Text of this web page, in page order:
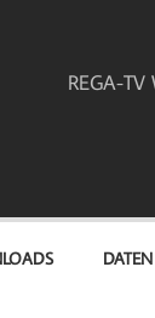
REGA-